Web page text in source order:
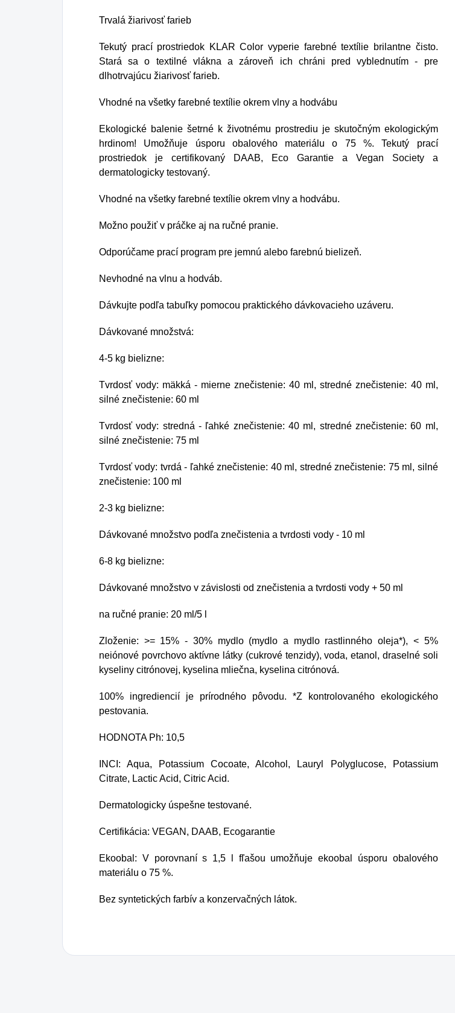
Trvalá žiarivosť farieb
Tekutý prací prostriedok KLAR Color vyperie farebné textílie brilantne čisto.
Stará sa o textilné vlákna a zároveň ich chráni pred vyblednutím - pre
dlhotrvajúcu žiarivosť farieb.
Vhodné na všetky farebné textílie okrem vlny a hodvábu
Ekologické balenie šetrné k životnému prostrediu je skutočným ekologickým
hrdinom! Umožňuje úsporu obalového materiálu o 75 %. Tekutý prací
prostriedok je certifikovaný DAAB, Eco Garantie a Vegan Society a
dermatologicky testovaný.
Vhodné na všetky farebné textílie okrem vlny a hodvábu.
Možno použiť v práčke aj na ručné pranie.
Odporúčame prací program pre jemnú alebo farebnú bielizeň.
Nevhodné na vlnu a hodváb.
Dávkujte podľa tabuľky pomocou praktického dávkovacieho uzáveru.
Dávkované množstvá:
4-5 kg bielizne:
Tvrdosť vody: mäkká - mierne znečistenie: 40 ml, stredné znečistenie: 40 ml,
silné znečistenie: 60 ml
Tvrdosť vody: stredná - ľahké znečistenie: 40 ml, stredné znečistenie: 60 ml,
silné znečistenie: 75 ml
Tvrdosť vody: tvrdá - ľahké znečistenie: 40 ml, stredné znečistenie: 75 ml, silné
znečistenie: 100 ml
2-3 kg bielizne:
Dávkované množstvo podľa znečistenia a tvrdosti vody - 10 ml
6-8 kg bielizne:
Dávkované množstvo v závislosti od znečistenia a tvrdosti vody + 50 ml
na ručné pranie: 20 ml/5 l
Zloženie: >= 15% - 30% mydlo (mydlo a mydlo rastlinného oleja*), < 5%
neiónové povrchovo aktívne látky (cukrové tenzidy), voda, etanol, draselné soli
kyseliny citrónovej, kyselina mliečna, kyselina citrónová.
100% ingrediencií je prírodného pôvodu. *Z kontrolovaného ekologického
pestovania.
HODNOTA Ph: 10,5
INCI: Aqua, Potassium Cocoate, Alcohol, Lauryl Polyglucose, Potassium
Citrate, Lactic Acid, Citric Acid.
Dermatologicky úspešne testované.
Certifikácia: VEGAN, DAAB, Ecogarantie
Ekoobal: V porovnaní s 1,5 l fľašou umožňuje ekoobal úsporu obalového
materiálu o 75 %.
Bez syntetických farbív a konzervačných látok.